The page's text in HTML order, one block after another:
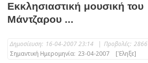
Εκκλησιαστική μουσική του
Μάντζαρου ...
Δημοσίευση: 16-04-2007 23:14 | Προβολές: 2866
Σημαντική Ημερομηνία: 23-04-2007 [Έληξε]